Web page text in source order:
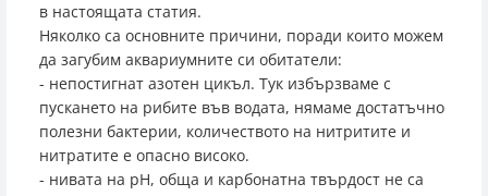
в настоящата статия.
Няколко са основните причини, поради които можем
да загубим аквариумните си обитатели:
- непостигнат азотен цикъл. Тук избързваме с
пускането на рибите във водата, нямаме достатъчно
полезни бактерии, количеството на нитритите и
нитратите е опасно високо.
- нивата на pH, обща и карбонатна твърдост не са
Магазин Пазарджик